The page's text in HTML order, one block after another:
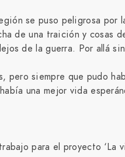
se puso peligrosa
de una traición y
de la guerra. Por allá
siempre que pudo
una mejor vida
para el proyecto ‘La